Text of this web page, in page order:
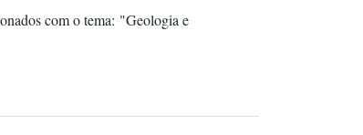
com o tema: "Geologia e